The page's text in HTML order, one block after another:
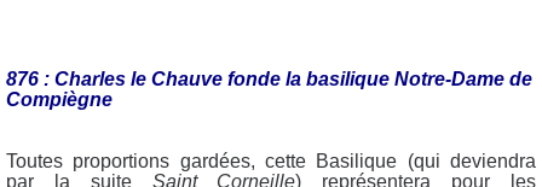
876 : Charles le Chauve fonde la basilique Notre-Dame de
Compiègne
Toutes proportions gardées, cette Basilique (qui deviendra
par la suite Saint Corneille) représentera pour les